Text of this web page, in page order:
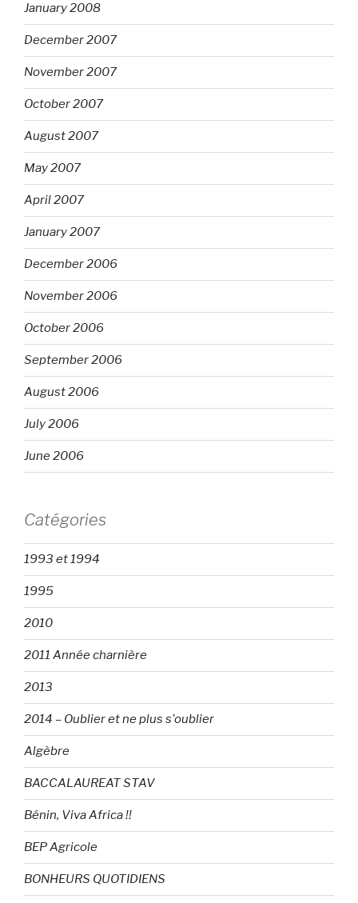
January 2008
December 2007
November 2007
October 2007
August 2007
May 2007
April 2007
January 2007
December 2006
November 2006
October 2006
September 2006
August 2006
July 2006
June 2006
Catégories
1993 et 1994
1995
2010
2011 Année charnière
2013
2014 – Oublier et ne plus s'oublier
Algèbre
BACCALAUREAT STAV
Bénin, Viva Africa !!
BEP Agricole
BONHEURS QUOTIDIENS